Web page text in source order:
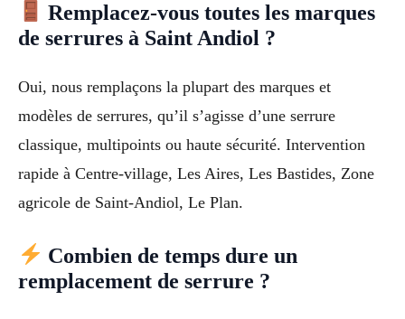
Remplacez-vous toutes les marques
de serrures à Saint Andiol ?
Oui, nous remplaçons la plupart des marques et
modèles de serrures, qu’il s’agisse d’une serrure
classique, multipoints ou haute sécurité. Intervention
rapide à Centre-village, Les Aires, Les Bastides, Zone
agricole de Saint-Andiol, Le Plan.
Combien de temps dure un
remplacement de serrure ?